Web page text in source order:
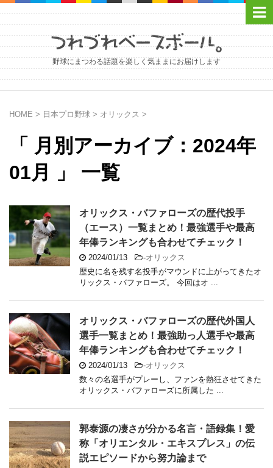
野球にまつわる話題を楽しく気ままにお届けします
HOME > 日本プロ野球 > オリックス >
「 月別アーカイブ：2024年
01月 」 一覧
オリックス・バファローズの歴代投手
（エース）一覧まとめ！最強選手や最高
年俸ランキングも合わせてチェック！
2024/01/13 -オリックス
歴史に名を残す名投手がマウンドに上がってきたオ
リックス・バファローズ。 今回はオ ...
オリックス・バファローズの歴代外国人
選手一覧まとめ！最強助っ人選手や最高
年俸ランキングも合わせてチェック！
2024/01/13 -オリックス
数々の名選手がプレーし、ファンを熱狂させてきた
オリックス・バファローズに所属した ...
郭泰源の凄さが分かる名言・語録集！愛
称「オリエンタル・エキスプレス」の伝
説エピソードから努力論まで